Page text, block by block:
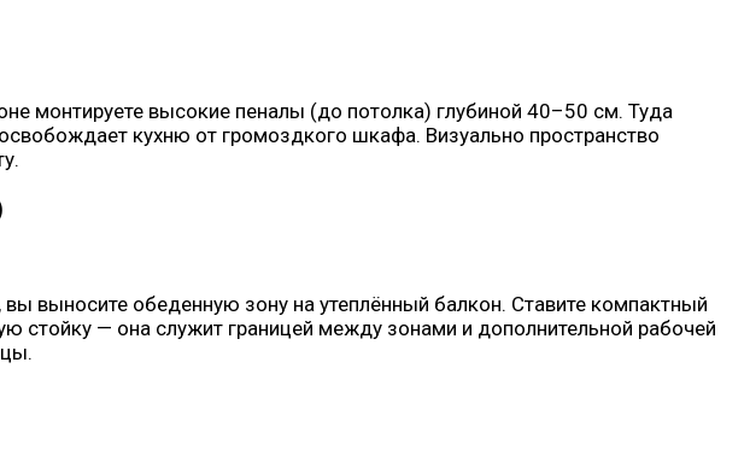
монтируете высокие пеналы (до потолка) глубиной 40–50 см. Туда
кухню от громоздкого шкафа. Визуально пространство
выносите обеденную зону на утеплённый балкон. Ставите компактный
стойку — она служит границей между зонами и дополнительной рабочей